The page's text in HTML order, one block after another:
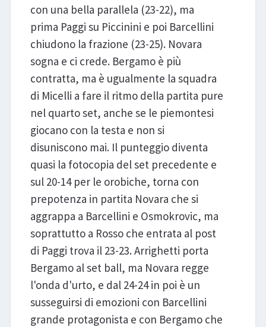
con una bella parallela (23-22), ma
prima Paggi su Piccinini e poi Barcellini
chiudono la frazione (23-25). Novara
sogna e ci crede. Bergamo è più
contratta, ma è ugualmente la squadra
di Micelli a fare il ritmo della partita pure
nel quarto set, anche se le piemontesi
giocano con la testa e non si
disuniscono mai. Il punteggio diventa
quasi la fotocopia del set precedente e
sul 20-14 per le orobiche, torna con
prepotenza in partita Novara che si
aggrappa a Barcellini e Osmokrovic, ma
soprattutto a Rosso che entrata al post
di Paggi trova il 23-23. Arrighetti porta
Bergamo al set ball, ma Novara regge
l'onda d'urto, e dal 24-24 in poi è un
susseguirsi di emozioni con Barcellini
grande protagonista e con Bergamo che